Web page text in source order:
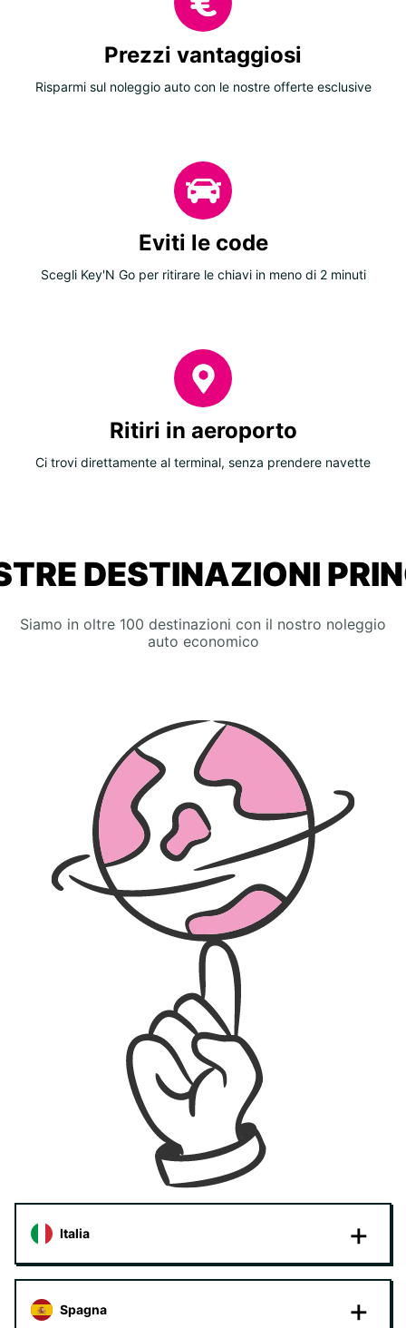
Prezzi vantaggiosi
Risparmi sul noleggio auto con le nostre offerte esclusive
Eviti le code
Scegli Key'N Go per ritirare le chiavi in meno di 2 minuti
Ritiri in aeroporto
Ci trovi direttamente al terminal, senza prendere navette
DESTINAZIONI
Siamo in oltre 100 destinazioni con il nostro noleggio
auto economico
Italia
Spagna